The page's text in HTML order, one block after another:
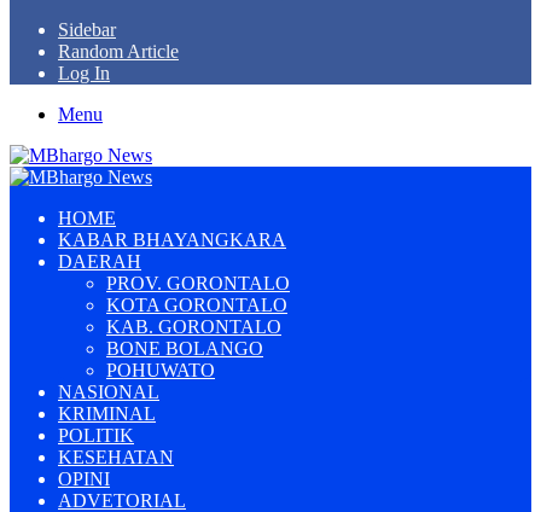
Sidebar
Random Article
Log In
Menu
HOME
KABAR BHAYANGKARA
DAERAH
PROV. GORONTALO
KOTA GORONTALO
KAB. GORONTALO
BONE BOLANGO
POHUWATO
NASIONAL
KRIMINAL
POLITIK
KESEHATAN
OPINI
ADVETORIAL